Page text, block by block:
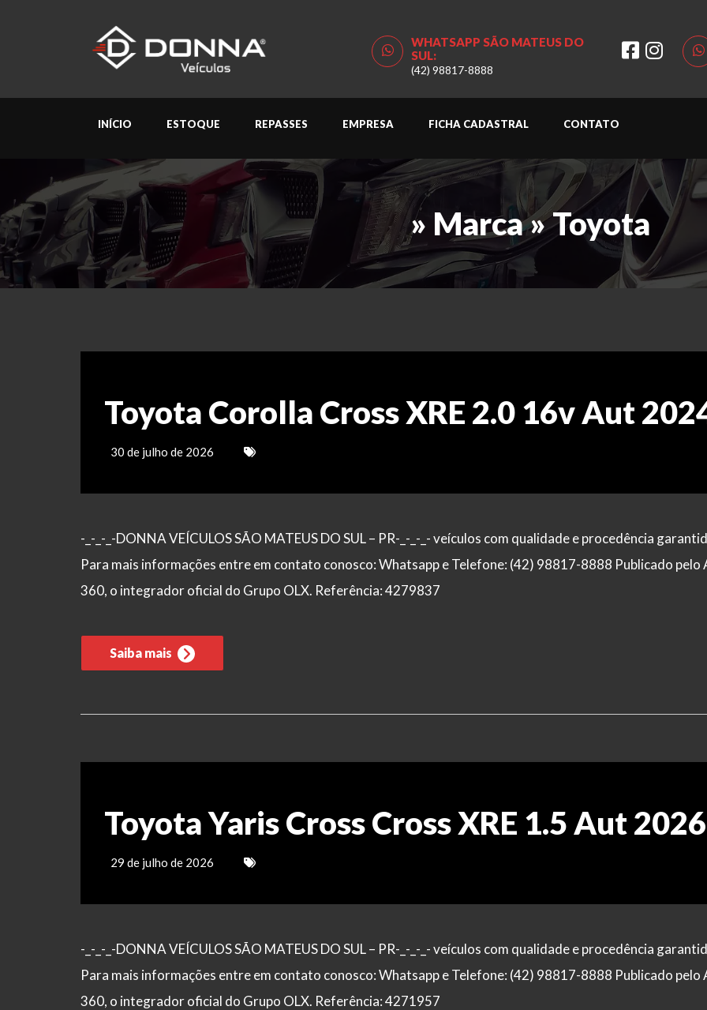
WHATSAPP SÃO MATEUS DO
SUL:
(42) 98817-8888
INÍCIO ESTOQUE REPASSES EMPRESA FICHA CADASTRAL CONTATO
» Marca » Toyota
Toyota Corolla Cross XRE 2.0 16v Aut
30 de julho de 2026
-_-_-_-DONNA VEÍCULOS SÃO MATEUS DO SUL – PR-_-_-_- veículos com qualidade e procedência
Para mais informações entre em contato conosco: Whatsapp e Telefone: (42) 98817-8888 Publicado pelo
360, o integrador oficial do Grupo OLX. Referência: 4279837
Saiba mais
Toyota Yaris Cross Cross XRE 1.5 Aut 2026
29 de julho de 2026
-_-_-_-DONNA VEÍCULOS SÃO MATEUS DO SUL – PR-_-_-_- veículos com qualidade e procedência
Para mais informações entre em contato conosco: Whatsapp e Telefone: (42) 98817-8888 Publicado pelo
360, o integrador oficial do Grupo OLX. Referência: 4271957